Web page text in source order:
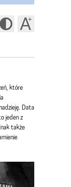
które
Data
jeden z
także